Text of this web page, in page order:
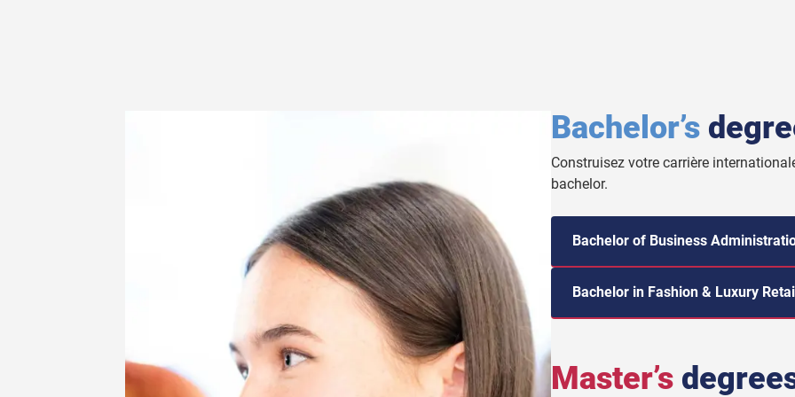
Bachelor’s
Construisez votre carrière
bachelor.
Bachelor of Business
Bachelor in Fashion & Luxury
Master’s